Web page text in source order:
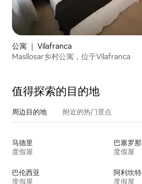
公寓 ｜ Vilafranca
Masllosar乡村公寓，位于Vilafranca
值得探索的目的地
周边目的地 附近的热门景点
马德里
度假屋
巴塞罗那
度假屋
巴伦西亚
度假屋
阿利坎特
度假屋